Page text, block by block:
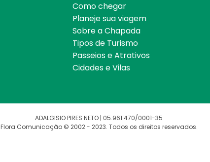
Como chegar
Planeje sua viagem
Sobre a Chapada
Tipos de Turismo
Passeios e Atrativos
Cidades e Vilas
ADALGISIO PIRES NETO | 05.961.470/0001-35
Flora Comunicação © 2002 - 2023. Todos os direitos reservados.